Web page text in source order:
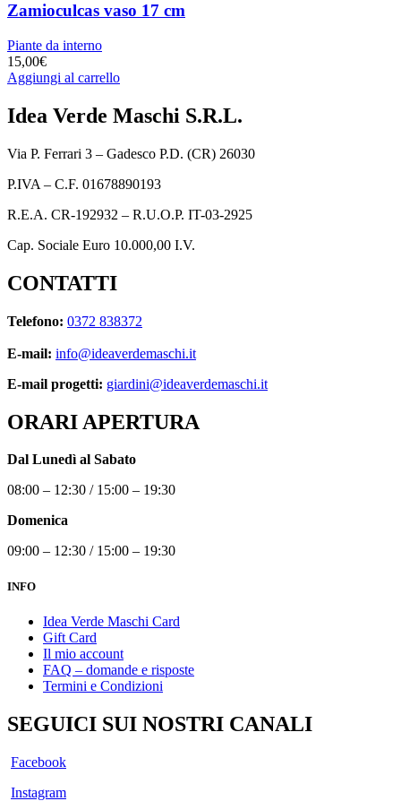
Zamioculcas vaso 17 cm
Piante da interno
15,00€
Aggiungi al carrello
Idea Verde Maschi S.R.L.
Via P. Ferrari 3 – Gadesco P.D. (CR) 26030
P.IVA – C.F. 01678890193
R.E.A. CR-192932 – R.U.O.P. IT-03-2925
Cap. Sociale Euro 10.000,00 I.V.
CONTATTI
Telefono: 0372 838372
E-mail: info@ideaverdemaschi.it
E-mail progetti: giardini@ideaverdemaschi.it
ORARI APERTURA
Dal Lunedì al Sabato
08:00 – 12:30 / 15:00 – 19:30
Domenica
09:00 – 12:30 / 15:00 – 19:30
INFO
Idea Verde Maschi Card
Gift Card
Il mio account
FAQ – domande e risposte
Termini e Condizioni
SEGUICI SUI NOSTRI CANALI
Facebook
Instagram